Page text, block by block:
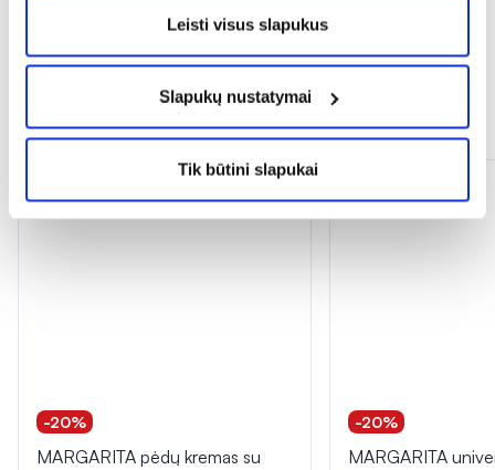
Leisti visus slapukus
Slapukų nustatymai
Tik būtini slapukai
Dažnai perkama kartu
-20%
MARGARITA pėdų kremas su
-20%
MARGARITA